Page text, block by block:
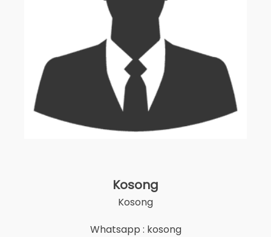
Kosong
Kosong
Whatsapp : kosong